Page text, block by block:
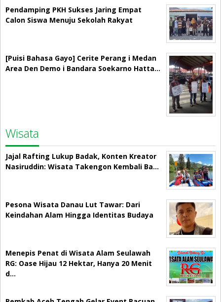
Pendamping PKH Sukses Jaring Empat
Calon Siswa Menuju Sekolah Rakyat
[Puisi Bahasa Gayo] Cerite Perang i Medan
Area Den Demo i Bandara Soekarno Hatta…
Wisata
Jajal Rafting Lukup Badak, Konten Kreator
Nasiruddin: Wisata Takengon Kembali Ba…
Pesona Wisata Danau Lut Tawar: Dari
Keindahan Alam Hingga Identitas Budaya
Menepis Penat di Wisata Alam Seulawah
RG: Oase Hijau 12 Hektar, Hanya 20 Menit
d…